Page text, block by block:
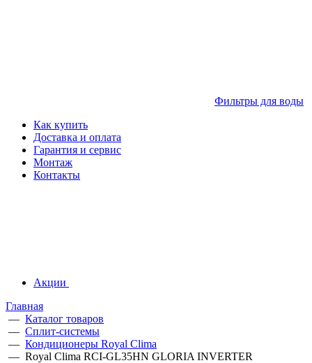
Фильтры для воды
Как купить
Доставка и оплата
Гарантия и сервис
Монтаж
Контакты
Акции
Главная
— Каталог товаров
— Сплит-системы
— Кондиционеры Royal Clima
— Royal Clima RCI-GL35HN GLORIA INVERTER